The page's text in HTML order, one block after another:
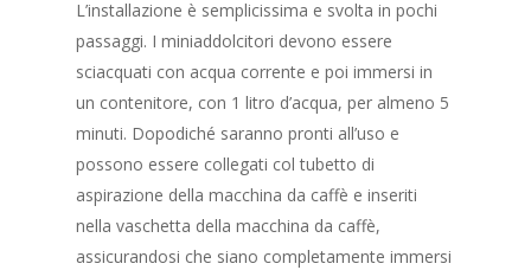
L’installazione è semplicissima e svolta in pochi
passaggi. I miniaddolcitori devono essere
sciacquati con acqua corrente e poi immersi in
un contenitore, con 1 litro d’acqua, per almeno 5
minuti. Dopodiché saranno pronti all’uso e
possono essere collegati col tubetto di
aspirazione della macchina da caffè e inseriti
nella vaschetta della macchina da caffè,
assicurandosi che siano completamente immersi